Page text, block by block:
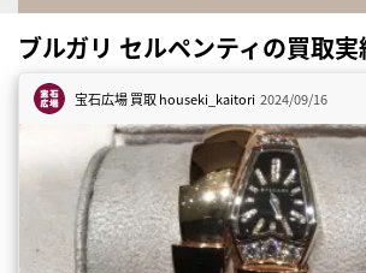
ブルガリ セルペンティの買取実
宝石広場 買取houseki_kaitori 2024/09/16